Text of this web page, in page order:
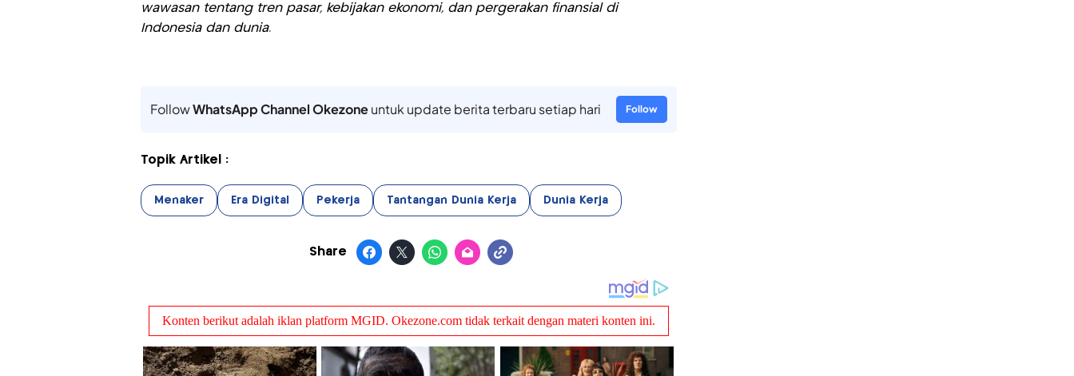
wawasan tentang tren pasar, kebijakan ekonomi, dan pergerakan finansial di
Indonesia dan dunia.
FollowWhatsApp Channel Okezoneuntuk update berita terbaru setiap hari Follow
Topik Artikel :
Menaker Era Digital Pekerja Tantangan Dunia Kerja Dunia Kerja
Share